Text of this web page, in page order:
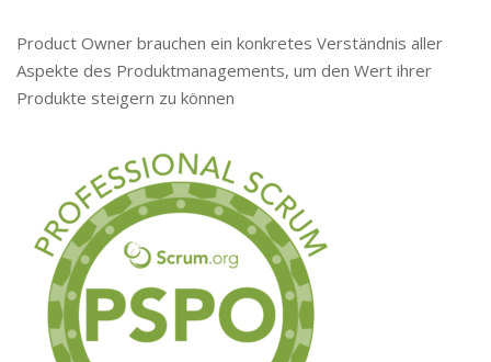
Product Owner brauchen ein konkretes Verständnis aller
Aspekte des Produktmanagements, um den Wert ihrer
Produkte steigern zu können